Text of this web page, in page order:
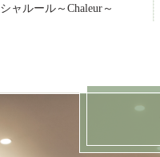
シャルール～Chaleur～